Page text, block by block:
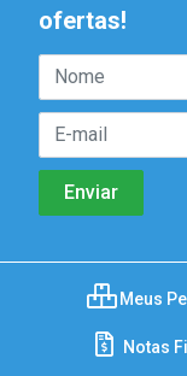
ofertas!
Meus
Notas